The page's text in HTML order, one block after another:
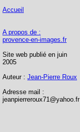
Accueil
A propos de :
provence-en-images.fr
Site web publié en juin
2005
Auteur : Jean-Pierre Roux
Adresse mail :
jeanpierreroux71@yahoo.fr